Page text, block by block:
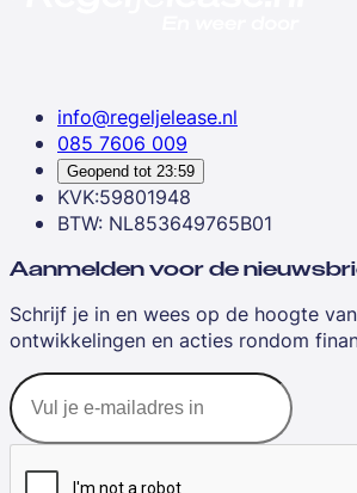
info@regeljelease.nl
085 7606 009
Geopend tot 23:59
KVK:59801948
BTW: NL853649765B01
Aanmelden voor de
Schrijf je in en wees op de hoogte
ontwikkelingen en acties rondom